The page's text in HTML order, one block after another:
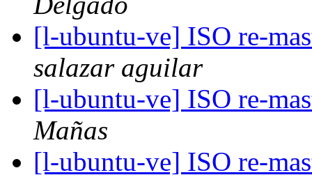
[l-ubuntu-ve] ISO re-
salazar aguilar
[l-ubuntu-ve] ISO re-
Mañas
[l-ubuntu-ve] ISO re-